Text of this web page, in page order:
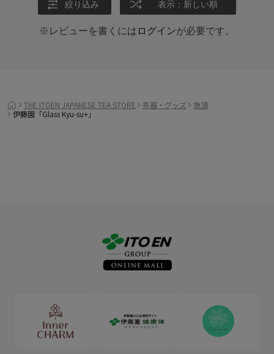
絞り込み 表示：新しい順
※レビューを書くには ログインが必要です。
THE ITOEN JAPANESE TEA STORE 茶器・グッズ
急須
伊藤園「Glass Kyu-su+」